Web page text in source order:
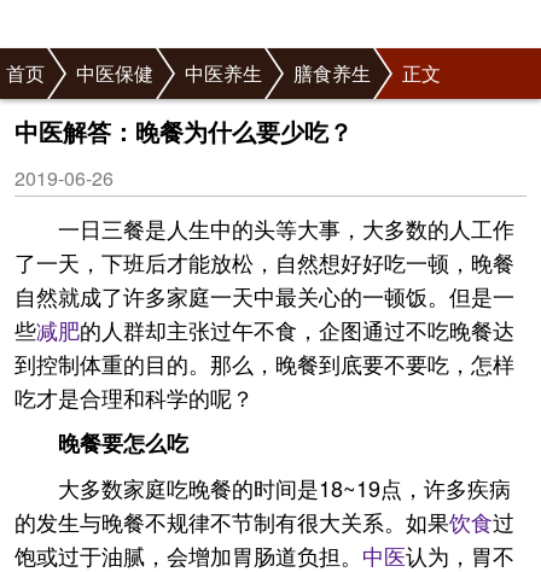
首页 中医保健 中医养生 膳食养生 正文
中医解答：晚餐为什么要少吃？
2019-06-26
一日三餐是人生中的头等大事，大多数的人工作
了一天，下班后才能放松，自然想好好吃一顿，晚餐
自然就成了许多家庭一天中最关心的一顿饭。但是一
些减肥的人群却主张过午不食，企图通过不吃晚餐达
到控制体重的目的。那么，晚餐到底要不要吃，怎样
吃才是合理和科学的呢？
晚餐要怎么吃
大多数家庭吃晚餐的时间是18~19点，许多疾病
的发生与晚餐不规律不节制有很大关系。如果饮食过
饱或过于油腻，会增加胃肠道负担。 中医认为，胃不